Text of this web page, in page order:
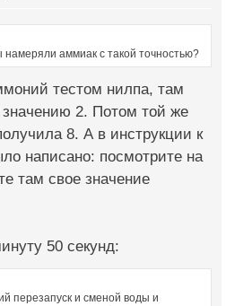
аммиак с такой точностью?
тестом нилпа, там
2. Потом той же
8. А в инструкции к
написано: посмотрите на
там свое значение
50 секунд:
перезапуск и сменой воды и